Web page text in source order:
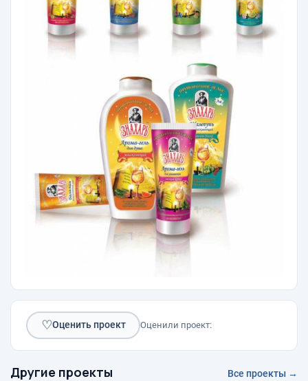
♡Оценить проект Оценили проект:
Другие проекты Все проекты →